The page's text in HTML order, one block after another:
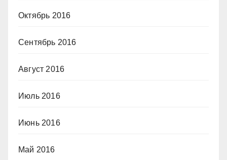
Октябрь 2016
Сентябрь 2016
Август 2016
Июль 2016
Июнь 2016
Май 2016